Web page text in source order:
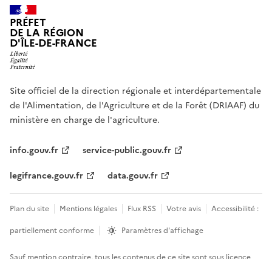
PRÉFET
DE LA RÉGION
D'ÎLE-DE-FRANCE
Site officiel de la direction régionale et interdépartementale
de l'Alimentation, de l'Agriculture et de la Forêt (DRIAAF) du
ministère en charge de l'agriculture.
info.gouv.fr
service-public.gouv.fr
legifrance.gouv.fr
data.gouv.fr
Plan du site Mentions légales Flux RSS Votre avis
Accessibilité :
partiellement conforme
Paramètres d'affichage